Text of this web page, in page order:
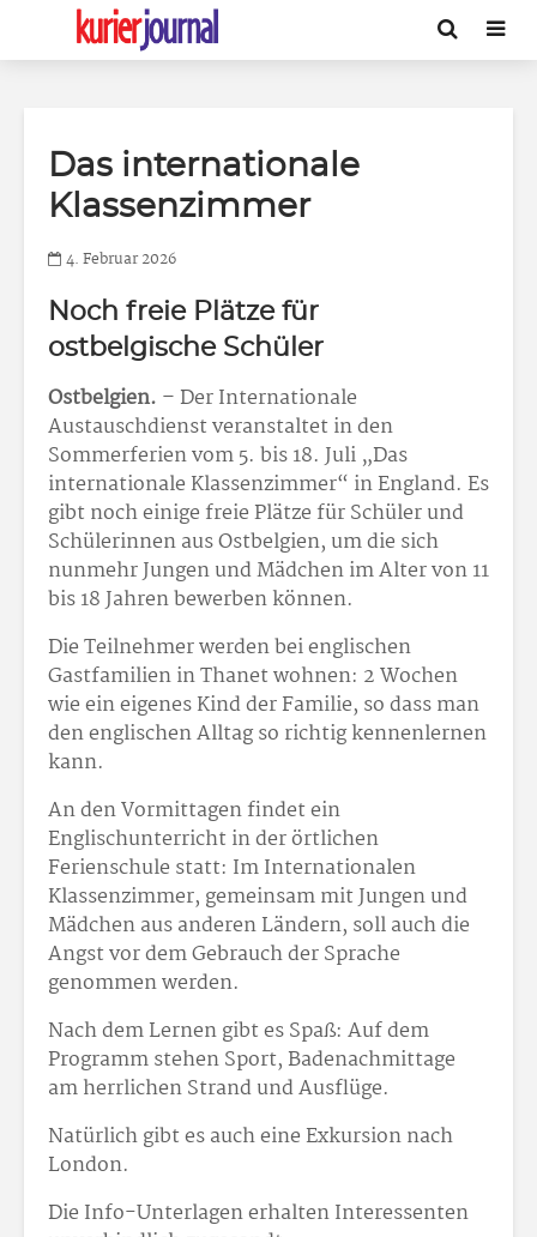
Das internationale
Klassenzimmer
4. Februar 2026
Noch freie Plätze für
ostbelgische Schüler
Ostbelgien. – Der Internationale
Austauschdienst veranstaltet in den
Sommerferien vom 5. bis 18. Juli „Das
internationale Klassenzimmer“ in England. Es
gibt noch einige freie Plätze für Schüler und
Schülerinnen aus Ostbelgien, um die sich
nunmehr Jungen und Mädchen im Alter von 11
bis 18 Jahren bewerben können.
Die Teilnehmer werden bei englischen
Gastfamilien in Thanet wohnen: 2 Wochen
wie ein eigenes Kind der Familie, so dass man
den englischen Alltag so richtig kennenlernen
kann.
An den Vormittagen findet ein
Englischunterricht in der örtlichen
Ferienschule statt: Im Internationalen
Klassenzimmer, gemeinsam mit Jungen und
Mädchen aus anderen Ländern, soll auch die
Angst vor dem Gebrauch der Sprache
genommen werden.
Nach dem Lernen gibt es Spaß: Auf dem
Programm stehen Sport, Badenachmittage
am herrlichen Strand und Ausflüge.
Natürlich gibt es auch eine Exkursion nach
London.
Die Info-Unterlagen erhalten Interessenten